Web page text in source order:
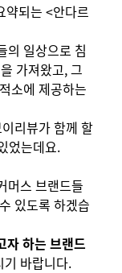
약되는 <안다르
의 일상으로 침
가져왔고, 그
소에 제공하는
리뷰가 함께 할
었는데요.
머스 브랜드들
있도록 하겠습
자 하는 브랜드
기 바랍니다.